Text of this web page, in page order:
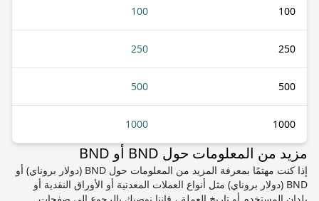
100
100
250
250
500
500
1000
1000
مزيد من المعلومات حول BND أو BND
إذا كنت مهتمًا بمعرفة المزيد من المعلومات حول BND (دولار بروناي) أو
BND (دولار بروناي) مثل أنواع العملات المعدنية أو الأوراق النقدية أو